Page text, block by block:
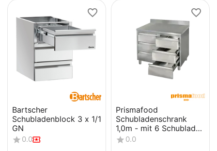
Bartscher
Schubladenblock 3 x 1/1
GN
0.0
Prismafood
Schubladenschrank
1,0m - mit 6 Schubladen
und Aufkantung STD
0.0